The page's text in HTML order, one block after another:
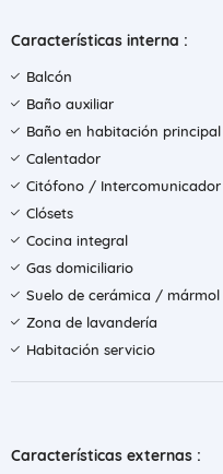
Características interna :
Balcón
Baño auxiliar
Baño en habitación principal
Calentador
Citófono / Intercomunicador
Clósets
Cocina integral
Gas domiciliario
Suelo de cerámica / mármol
Zona de lavandería
Habitación servicio
Características externas :